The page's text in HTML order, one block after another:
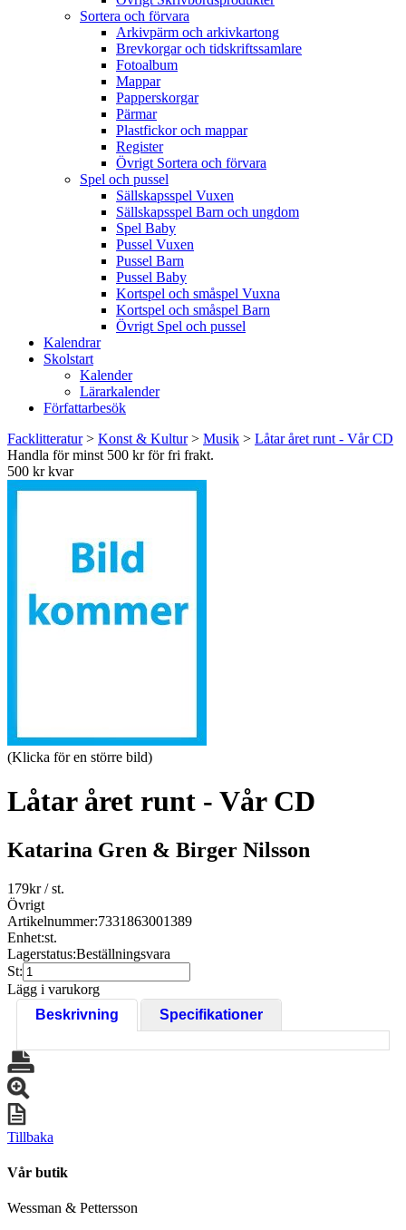
Sortera och förvara
Arkivpärm och arkivkartong
Brevkorgar och tidskriftssamlare
Fotoalbum
Mappar
Papperskorgar
Pärmar
Plastfickor och mappar
Register
Övrigt Sortera och förvara
Spel och pussel
Sällskapsspel Vuxen
Sällskapsspel Barn och ungdom
Spel Baby
Pussel Vuxen
Pussel Barn
Pussel Baby
Kortspel och småspel Vuxna
Kortspel och småspel Barn
Övrigt Spel och pussel
Kalendrar
Skolstart
Kalender
Lärarkalender
Författarbesök
Facklitteratur> Konst & Kultur> Musik > Låtar året runt - Vår CD
Handla för minst 500 kr för fri frakt.
500 kr kvar
(Klicka för en större bild)
Låtar året runt - Vår CD
Katarina Gren & Birger Nilsson
179kr/ st.
Övrigt
Artikelnummer:7331863001389
Enhet:st.
Lagerstatus:Beställningsvara
St:
Lägg i varukorg
Beskrivning
Specifikationer
Tillbaka
Vår butik
Wessman & Pettersson